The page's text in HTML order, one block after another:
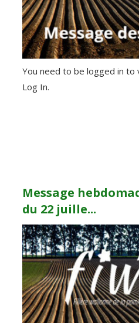
You need to be logged in to
Log In.
Message
du 22 juille...